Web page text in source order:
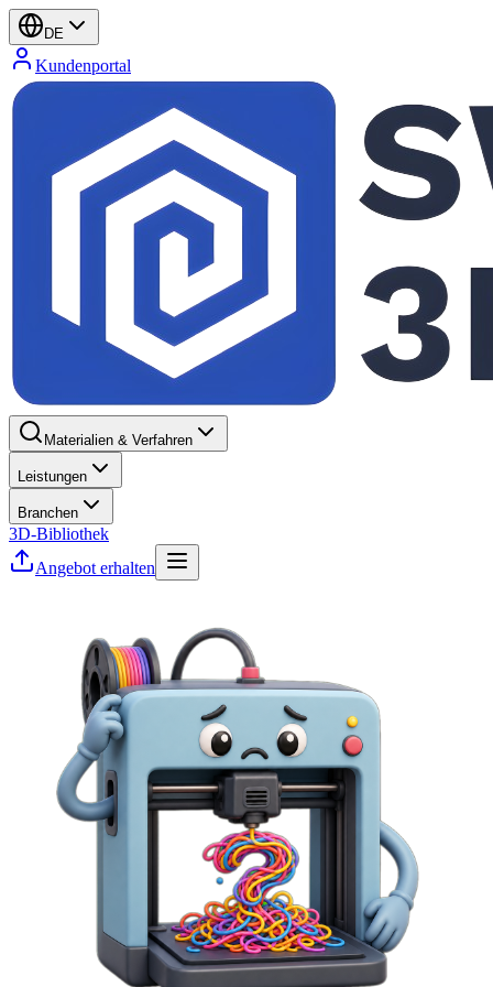
DE
Kundenportal
Materialien & Verfahren
Leistungen
Branchen
3D-Bibliothek
Angebot erhalten